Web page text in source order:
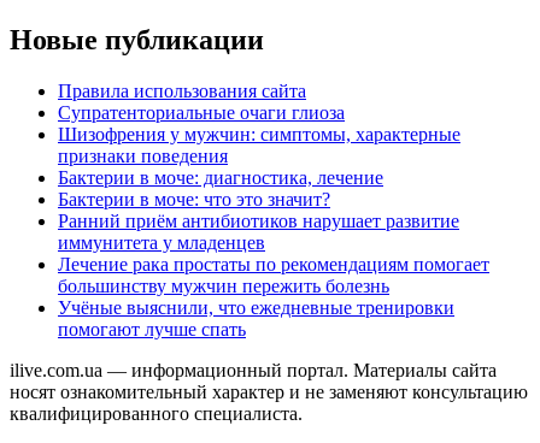
Новые публикации
Правила использования сайта
Супратенториальные очаги глиоза
Шизофрения у мужчин: симптомы, характерные
признаки поведения
Бактерии в моче: диагностика, лечение
Бактерии в моче: что это значит?
Ранний приём антибиотиков нарушает развитие
иммунитета у младенцев
Лечение рака простаты по рекомендациям помогает
большинству мужчин пережить болезнь
Учёные выяснили, что ежедневные тренировки
помогают лучше спать
ilive.com.ua — информационный портал. Материалы сайта
носят ознакомительный характер и не заменяют консультацию
квалифицированного специалиста.